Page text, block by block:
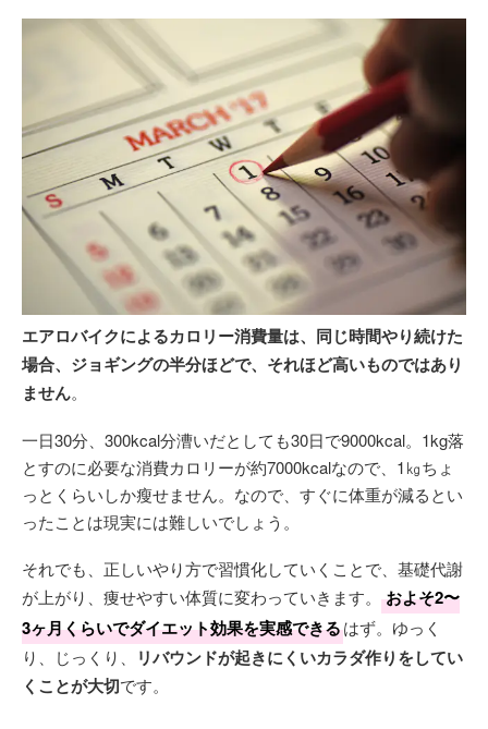
エアロバイクによるカロリー消費量は、同じ時間やり続けた
場合、ジョギングの半分ほどで、それほど高いものではあり
ません。
一日30分、300kcal分漕いだとしても30日で9000kcal。1kg落
とすのに必要な消費カロリーが約7000kcalなので、1㎏ちょ
っとくらいしか瘦せません。なので、すぐに体重が減るとい
ったことは現実には難しいでしょう。
それでも、正しいやり方で習慣化していくことで、基礎代謝
が上がり、痩せやすい体質に変わっていきます。
およそ2〜
3ヶ月くらいでダイエット効果を実感できるはず。ゆっく
り、じっくり、
リバウンドが起きにくいカラダ作りをしてい
くことが大切です。